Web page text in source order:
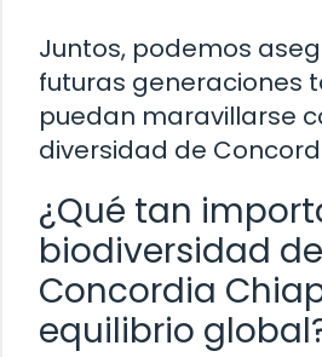
Juntos, podemos
futuras generaciones
puedan maravillarse
diversidad de
¿Qué tan
biodiversidad de
Concordia
equilibrio